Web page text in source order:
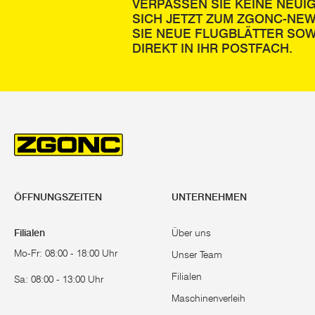
Diese Akku
sich
Pumpen
Vorteil hier
VERPASSEN SIE KEINE
SICH JETZT ZUM ZGONC-
SIE NEUE FLUGBLÄTTER
DIREKT IN IHR POSTFACH.
ÖFFNUNGSZEITEN
Filialen
Mo-Fr: 08:00 - 18:00 Uhr
Sa: 08:00 - 13:00 Uhr
UNTERNEHMEN
Über uns
Unser Team
Filialen
Maschinenverleih